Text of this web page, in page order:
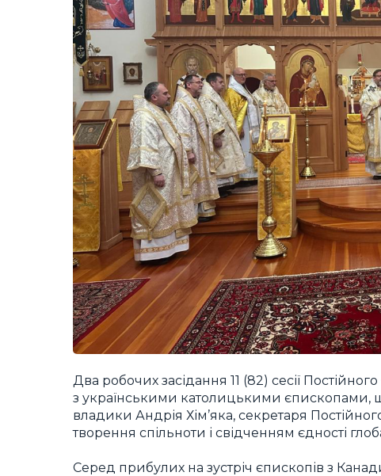
Два робочих засідання 11 (82) сесії
з українськими католицькими єпископами,
владики Андрія Хім’яка, секретаря
творення спільноти і свідченням єдності
Серед прибулих на зустріч єпископів з